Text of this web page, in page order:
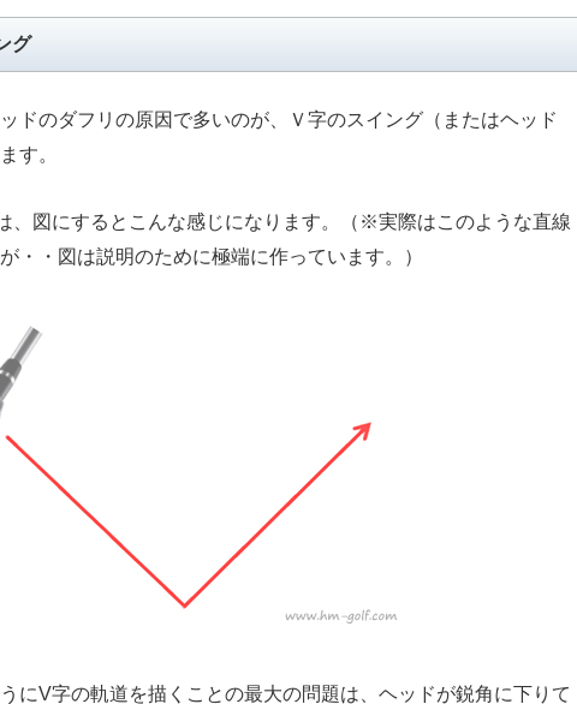
グ
ドのダフリの原因で多いのが、Ｖ字のスイング（またはヘッド
す。
、図にするとこんな感じになります。（※実際はこのような直線
・・図は説明のために極端に作っています。）
にV字の軌道を描くことの最大の問題は、ヘッドが鋭角に下りて